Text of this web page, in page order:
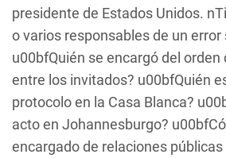
presidente de Estados Unidos.
o varios responsables de un
u00bfQuién se encargó del orden
entre los invitados? u00bfQuién
protocolo en la Casa Blanca?
acto en Johannesburgo?
encargado de relaciones